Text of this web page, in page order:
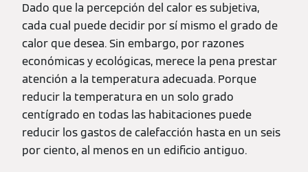
Dado que la percepción del calor es subjetiva,
cada cual puede decidir por sí mismo el grado de
calor que desea. Sin embargo, por razones
económicas y ecológicas, merece la pena prestar
atención a la temperatura adecuada. Porque
reducir la temperatura en un solo grado
centígrado en todas las habitaciones puede
reducir los gastos de calefacción hasta en un seis
por ciento, al menos en un edificio antiguo.